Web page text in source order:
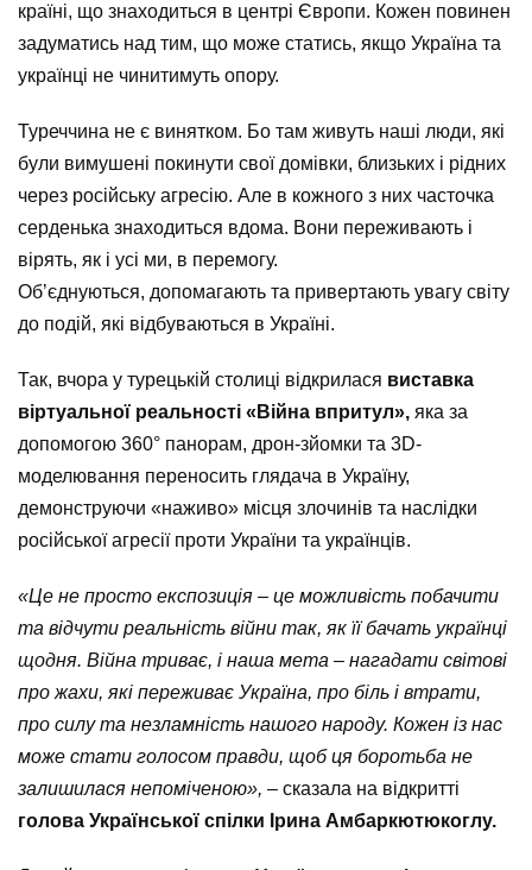
країні, що знаходиться в центрі Європи. Кожен повинен
задуматись над тим, що може статись, якщо Україна та
українці не чинитимуть опору.
Туреччина не є винятком. Бо там живуть наші люди, які
були вимушені покинути свої домівки, близьких і рідних
через російську агресію. Але в кожного з них часточка
серденька знаходиться вдома. Вони переживають і
вірять, як і усі ми, в перемогу.
Об’єднуються, допомагають та привертають увагу світу
до подій, які відбуваються в Україні.
Так, вчора у турецькій столиці відкрилася виставка
віртуальної реальності «Війна впритул», яка за
допомогою 360° панорам, дрон-зйомки та 3D-
моделювання переносить глядача в Україну,
демонструючи «наживо» місця злочинів та наслідки
російської агресії проти України та українців.
«Це не просто експозиція – це можливість побачити
та відчути реальність війни так, як її бачать українці
щодня. Війна триває, і наша мета – нагадати світові
про жахи, які переживає Україна, про біль і втрати,
про силу та незламність нашого народу. Кожен із нас
може стати голосом правди, щоб ця боротьба не
залишилася непоміченою», – сказала на відкритті
голова Української спілки Ірина Амбаркютюкоглу.